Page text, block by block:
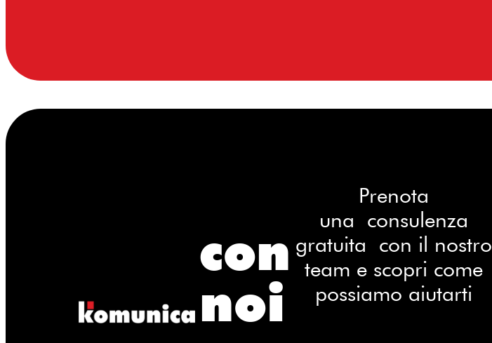
con
noi
Prenota
una consulenza
gratuita con il nostro
team e scopri come
possiamo aiutarti